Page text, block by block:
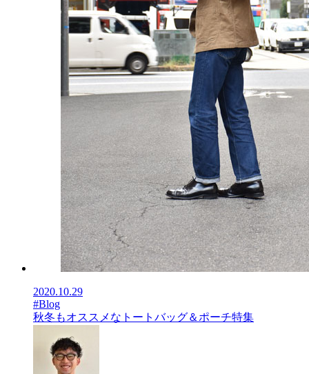
2020.10.29
#Blog
秋冬もオススメなトートバッグ＆ポーチ特集